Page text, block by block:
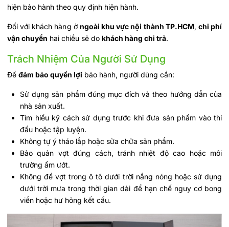
hiện bảo hành theo quy định hiện hành.
Đối với khách hàng ở ngoài khu vực nội thành TP.HCM, chi phí
vận chuyển hai chiều sẽ do khách hàng chi trả.
Trách Nhiệm Của Người Sử Dụng
Để đảm bảo quyền lợi bảo hành, người dùng cần:
Sử dụng sản phẩm đúng mục đích và theo hướng dẫn của
nhà sản xuất.
Tìm hiểu kỹ cách sử dụng trước khi đưa sản phẩm vào thi
đấu hoặc tập luyện.
Không tự ý tháo lắp hoặc sửa chữa sản phẩm.
Bảo quản vợt đúng cách, tránh nhiệt độ cao hoặc môi
trường ẩm ướt.
Không để vợt trong ô tô dưới trời nắng nóng hoặc sử dụng
dưới trời mưa trong thời gian dài để hạn chế nguy cơ bong
viền hoặc hư hỏng kết cấu.